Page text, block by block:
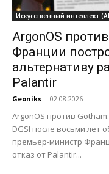
Искусственный интеллект
ArgonOS
Франции
альтернативу
Palantir
Geoniks - 02.08.2026
ArgonOS против
DGSI после восьми лет
премьер-министр
отказ от Palantir...